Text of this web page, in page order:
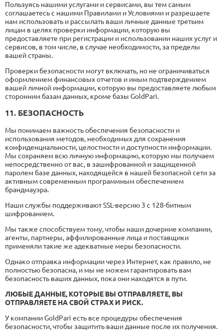
Пользуясь нашими услугами и сервисами, вы тем самым
соглашаетесь с нашими Правилами и Условиями и разрешаете
нам использовать и рассылать ваши личные данные третьим
лицам в целях проверки информации, которую вы
предоставляете при регистрации и использовании наших услуг и
сервисов, в том числе, в случае необходимости, за пределы
вашей страны.
Проверки безопасности могут включать, но не ограничиваться
оформлением финансовых отчетов и иным подтверждением
вашей личной информации, которую вы предоставляете любым
сторонним базам данных, кроме базы GoldPari.
11. БЕЗОПАСНОСТЬ
Мы понимаем важность обеспечения безопасности и
использования методов, необходимых для сохранения
конфиденциальности, целостности и доступности информации.
Мы сохраняем всю личную информацию, которую мы получаем
непосредственно от вас, в зашифрованной и защищенной
паролем базе данных, находящейся в нашей безопасной сети за
активным современным программным обеспечением
брандмауэра.
Наши службы поддерживают SSL-версию 3 с 128-битным
шифрованием.
Мы также способствуем тому, чтобы наши дочерние компании,
агенты, партнеры, аффилированные лица и поставщики
применяли такие же адекватные меры безопасности.
Однако отправка информации через Интернет, как правило, не
полностью безопасна, и мы не можем гарантировать вам
безопасность ваших данных, пока они находятся в пути.
ЛЮБЫЕ ДАННЫЕ, КОТОРЫЕ ВЫ ОТПРАВЛЯЕТЕ, ВЫ
ОТПРАВЛЯЕТЕ НА СВОЙ СТРАХ И РИСК.
У компании GoldPari есть все процедуры обеспечения
безопасности, чтобы защитить ваши данные после их получения.